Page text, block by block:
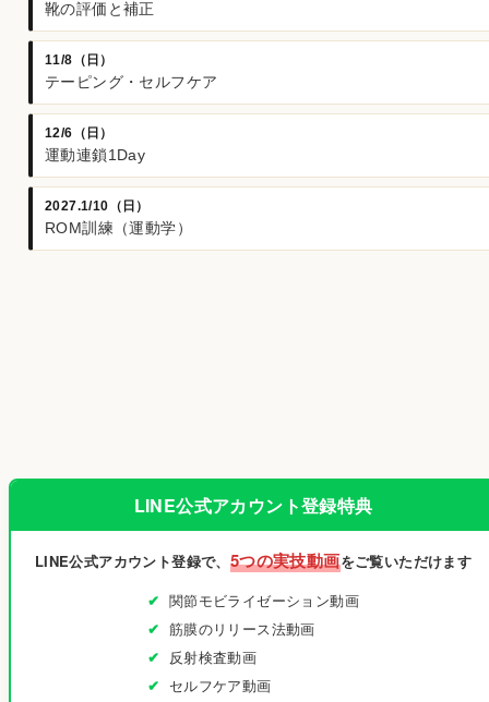
靴の評価と補正
11/8（日）
テーピング・セルフケア
12/6（日）
運動連鎖1Day
2027.1/10（日）
ROM訓練（運動学）
LINE公式アカウント登録特典
LINE公式アカウント登録で、 5つの実技動画をご覧いただけます
関節モビライゼーション動画
筋膜のリリース法動画
反射検査動画
セルフケア動画